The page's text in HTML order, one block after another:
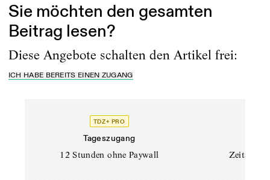
Sie möchten den gesamten
Beitrag lesen?
Diese Angebote schalten den Artikel frei:
ICH HABE BEREITS EINEN ZUGANG
TDZ+ PRO
Tageszugang
12 Stunden ohne Paywall